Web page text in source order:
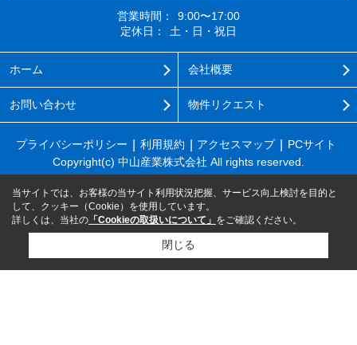
営業時間：
9:00〜17:00
定休日：
土・日・祝日
ホーム 会社概要
お問い合わせ 物件リクエスト
プライバシーポリシー 利用規約 アクセスマップ
PCサイト
Copyright(c) 中山産業株式会社 All rights reserved.
当サイトでは、お客様の当サイト利用状況把握、サービス向上検討を目的と
して、クッキー（Cookie）を使用しています。
詳しくは、当社の 「Cookieの取扱いについて」 をご確認ください。
閉じる